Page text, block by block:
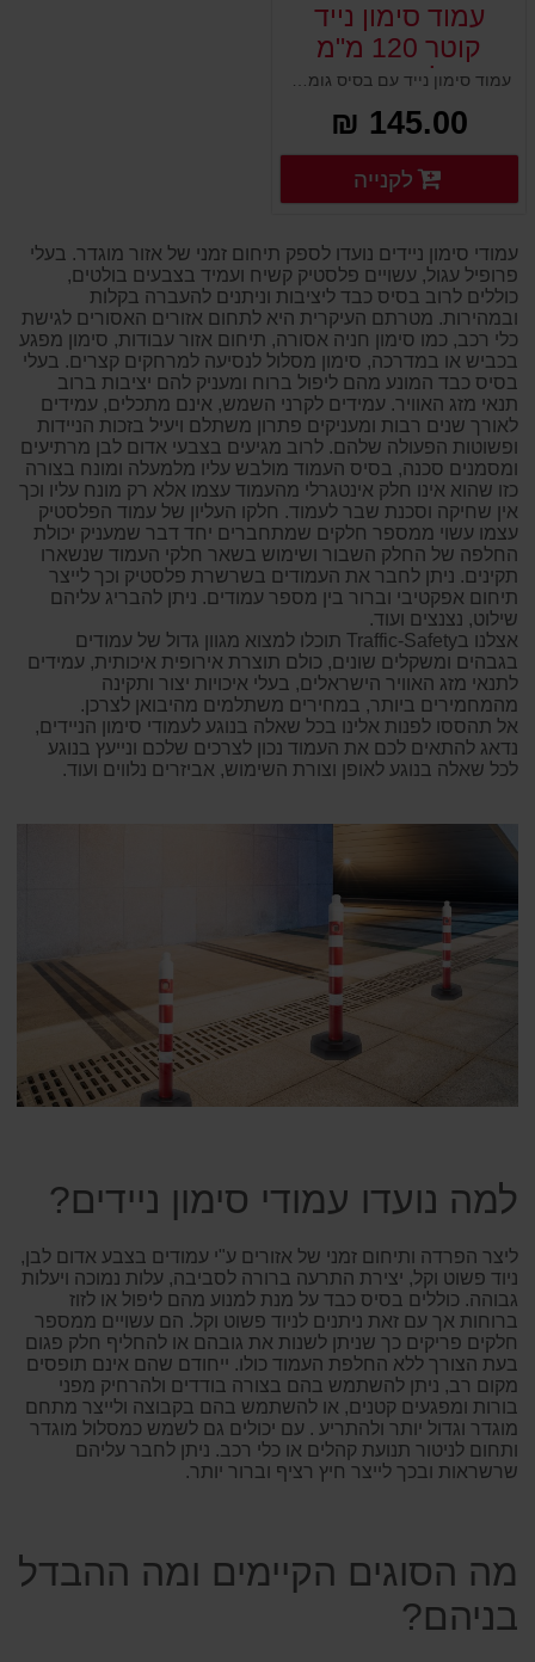
עמוד סימון נייד
קוטר 120 מ"מ
משקולת בסיס גומי
עמוד סימון נייד עם בסיס גומי משושה כבד. נועד לסמן מתחמי עבודות עפר וכביש, אתרי בניה ותשתיות. העמוד עשוי פלסטיק קשיח ונועד להיות עמיד וחסון לאורך שנים בתנאי חוץ. בעל צבעים זוהרים ובולטים למרחק והרתעה. ניתן להתקין אביזרי שילוט נוספים על העמוד.
145.00 ₪
פרטים נוספים
לקנייה
עמודי סימון ניידים נועדו לספק תיחום זמני של אזור מוגדר. בעלי
פרופיל עגול, עשויים פלסטיק קשיח ועמיד בצבעים בולטים,
כוללים לרוב בסיס כבד ליציבות וניתנים להעברה בקלות
ובמהירות. מטרתם העיקרית היא לתחום אזורים האסורים לגישת
כלי רכב, כמו סימון חניה אסורה, תיחום אזור עבודות, סימון מפגע
בכביש או במדרכה, סימון מסלול לנסיעה למרחקים קצרים. בעלי
בסיס כבד המונע מהם ליפול ברוח ומעניק להם יציבות ברוב
תנאי מזג האוויר. עמידים לקרני השמש, אינם מתכלים, עמידים
לאורך שנים רבות ומעניקים פתרון משתלם ויעיל בזכות הניידות
ופשוטות הפעולה שלהם. לרוב מגיעים בצבעי אדום לבן מרתיעים
ומסמנים סכנה, בסיס העמוד מולבש עליו מלמעלה ומונח בצורה
כזו שהוא אינו חלק אינטגרלי מהעמוד עצמו אלא רק מונח עליו וכך
אין שחיקה וסכנת שבר לעמוד. חלקו העליון של עמוד הפלסטיק
עצמו עשוי ממספר חלקים שמתחברים יחד דבר שמעניק יכולת
החלפה של החלק השבור ושימוש בשאר חלקי העמוד שנשארו
תקינים. ניתן לחבר את העמודים בשרשרת פלסטיק וכך לייצר
תיחום אפקטיבי וברור בין מספר עמודים. ניתן להבריג עליהם
שילוט, נצנצים ועוד.
אצלנו בTraffic-Safety תוכלו למצוא מגוון גדול של עמודים
בגבהים ומשקלים שונים, כולם תוצרת אירופית איכותית, עמידים
לתנאי מזג האוויר הישראלים, בעלי איכויות יצור ותקינה
מהמחמירים ביותר, במחירים משתלמים מהיבואן לצרכן.
אל תהססו לפנות אלינו בכל שאלה בנוגע לעמודי סימון הניידים,
נדאג להתאים לכם את העמוד נכון לצרכים שלכם ונייעץ בנוגע
לכל שאלה בנוגע לאופן וצורת השימוש, אביזרים נלווים ועוד.
למה נועדו עמודי סימון ניידים?
ליצר הפרדה ותיחום זמני של אזורים ע"י עמודים בצבע אדום לבן,
ניוד פשוט וקל, יצירת התרעה ברורה לסביבה, עלות נמוכה ויעלות
גבוהה. כוללים בסיס כבד על מנת למנוע מהם ליפול או לזוז
ברוחות אך עם זאת ניתנים לניוד פשוט וקל. הם עשויים ממספר
חלקים פריקים כך שניתן לשנות את גובהם או להחליף חלק פגום
בעת הצורך ללא החלפת העמוד כולו. ייחודם שהם אינם תופסים
מקום רב, ניתן להשתמש בהם בצורה בודדים ולהרחיק מפני
בורות ומפגעים קטנים, או להשתמש בהם בקבוצה ולייצר מתחם
מוגדר וגדול יותר ולהתריע . עם יכולים גם לשמש כמסלול מוגדר
ותחום לניטור תנועת קהלים או כלי רכב. ניתן לחבר עליהם
שרשראות ובכך לייצר חיץ רציף וברור יותר.
מה הסוגים הקיימים ומה ההבדל
בניהם?